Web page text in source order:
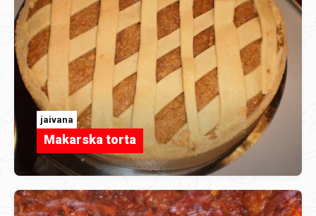
jaivana
Makarska torta